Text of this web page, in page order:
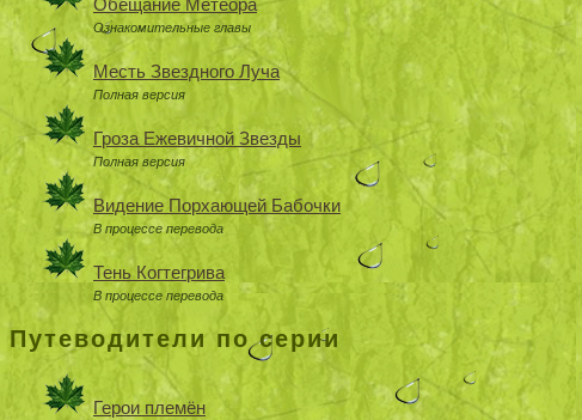
Обещание Метеора
Ознакомительные главы
Месть Звездного Луча
Полная версия
Гроза Ежевичной Звезды
Полная версия
Видение Порхающей Бабочки
В процессе перевода
Тень Когтегрива
В процессе перевода
Путеводители по серии
Герои племён